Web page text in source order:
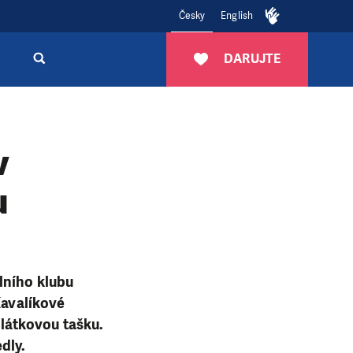
Česky English
DARUJTE
klubu
tašku.